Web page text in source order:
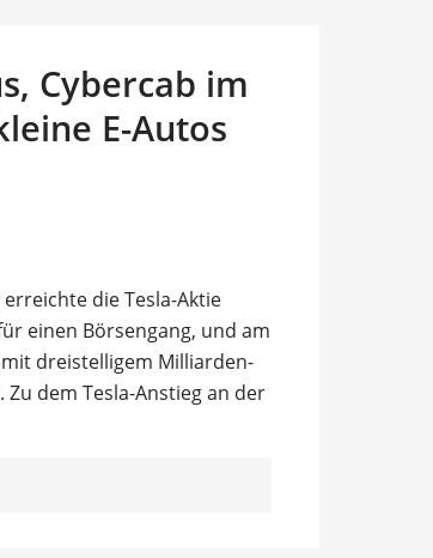
Cybercab im
E-Autos
die Tesla-Aktie
einen Börsengang, und am
dreistelligem Milliarden-
dem Tesla-Anstieg an der